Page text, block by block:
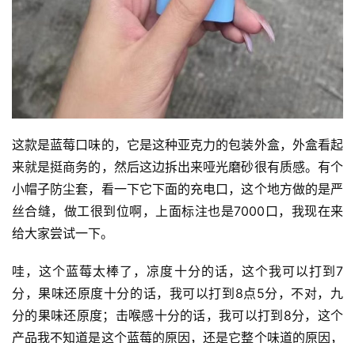
这款是蓝莓口味的，它是这种亚克力的包装外盒，外盒看起
来就是挺商务的，然后这边拆出来哑光磨砂很有质感。有个
小帽子防尘套，看一下它下面的充电口，这个地方做的是严
丝合缝，做工很到位啊，上面标注也是7000口，我现在来
给大家尝试一下。
哇，这个蓝莓太棒了，凉度十分的话，这个我可以打到7
分，果味还原度十分的话，我可以打到8点5分，不对，九
分的果味还原度；击喉感十分的话，我可以打到8分，这个
产品我不知道是这个蓝莓的原因，还是它整个味道的原因，